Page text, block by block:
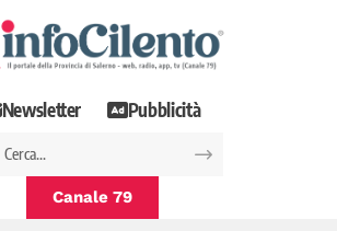
Newsletter Pubblicità
Canale 79